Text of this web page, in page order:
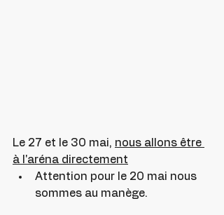
Le 27 et le 30 mai, nous allons être
à l'aréna directement
Attention pour le 20 mai nous
sommes au manège.